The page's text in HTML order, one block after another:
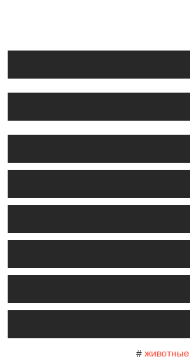
# животные,